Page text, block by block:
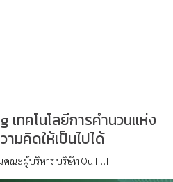
เทคโนโลยีการคำนวนแห่ง
มคิดให้เป็นไปได้
ณะผู้บริหาร บริษัท Qu […]